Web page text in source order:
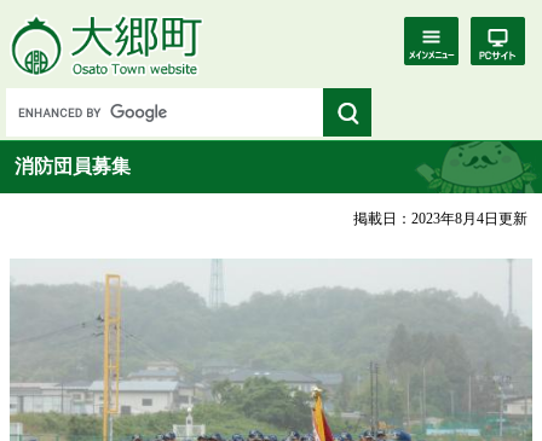
消防団員募集
掲載日：2023年8月4日更新